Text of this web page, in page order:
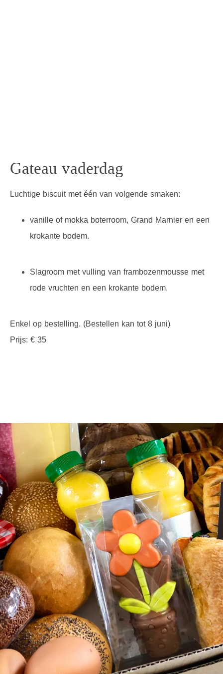
Gateau vaderdag
Luchtige biscuit met één van volgende smaken:
vanille of mokka boterroom, Grand Marnier en een
krokante bodem.
Slagroom met vulling van frambozenmousse met
rode vruchten en een krokante bodem.
Enkel op bestelling. (Bestellen kan tot 8 juni)
Prijs: € 35